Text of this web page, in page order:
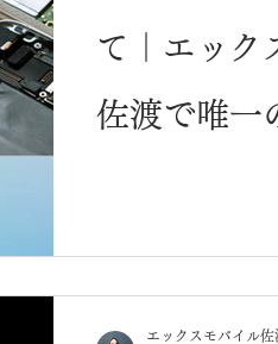
て｜エック
佐渡で唯一
エックスモバイル